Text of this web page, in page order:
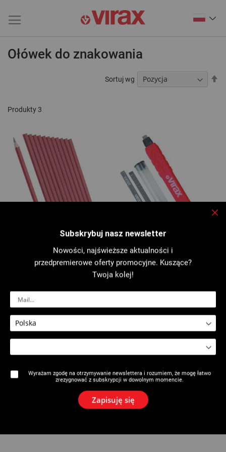
Ołówek do znakowania
Produkty3
Sortuj wg
2627 : Ołówek ciesielski
2627: Ołówek budowlany z
wymiennym wkładem
2627: Ekspozytor z ołówkami
budowlanymi i wymiennymi
Subskrybuj nasz newsletter
Nowości, najświeższe aktualności i
przedpremierowe oferty promocyjne. Kuszące?
Twoja kolej!
Wyrażam zgodę na otrzymywanie newslettera i rozumiem, że mogę łatwo
zrezygnować z subskrypcji w dowolnym momencie.
Zapisuję się